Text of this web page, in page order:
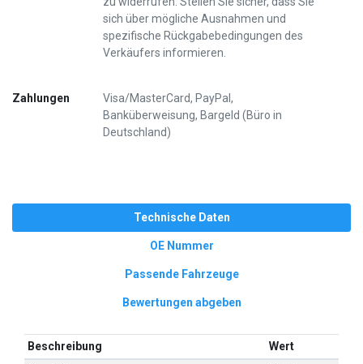
sich über mögliche Ausnahmen und
spezifische Rückgabebedingungen des
Verkäufers informieren.
Zahlungen
Visa/MasterCard, PayPal,
Banküberweisung, Bargeld (Büro in
Deutschland)
Technische Daten
OE Nummer
Passende Fahrzeuge
Bewertungen abgeben
Beschreibung
Wert